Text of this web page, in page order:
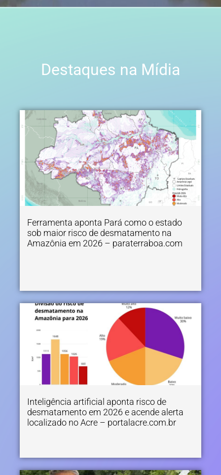
Destaques na Mídia
Ferramenta aponta Pará como o estado
sob maior risco de desmatamento na
Amazônia em 2026 – paraterraboa.com
Inteligência artificial aponta risco de
desmatamento em 2026 e acende alerta
localizado no Acre – portalacre.com.br